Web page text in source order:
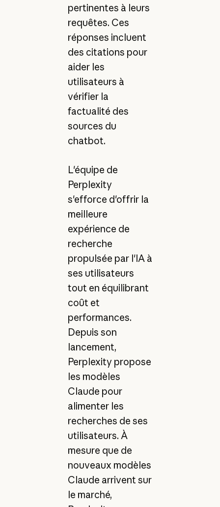
pertinentes à leurs
requêtes. Ces
réponses incluent
des citations pour
aider les
utilisateurs à
vérifier la
factualité des
sources du
chatbot.
L'équipe de
Perplexity
s'efforce d'offrir la
meilleure
expérience de
recherche
propulsée par l'IA à
ses utilisateurs
tout en équilibrant
coût et
performances.
Depuis son
lancement,
Perplexity propose
les modèles
Claude pour
alimenter les
recherches de ses
utilisateurs. À
mesure que de
nouveaux modèles
Claude arrivent sur
le marché,